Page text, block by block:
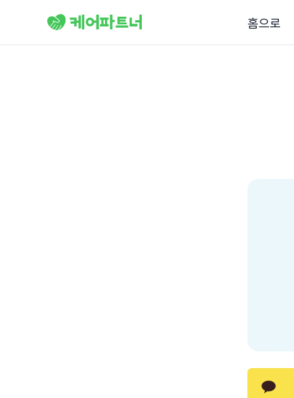
홈으로